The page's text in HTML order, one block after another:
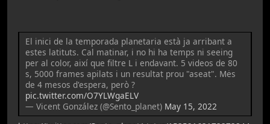
El inici de la temporada planetaria està ja arribant a
estes latituts. Cal matinar, i no hi ha temps ni seeing
per al color, així que filtre L i endavant. 5 videos de 80
s, 5000 frames apilats i un resultat prou "aseat". Mės
de 4 mesos d'espera, però ?
pic.twitter.com/O7YLWgaELV
— Vicent González (@Sento_planet) May 15, 2022